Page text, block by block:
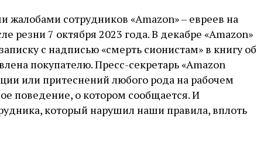
сотрудников «Amazon» – евреев на
резни 7 октября 2023 года. В декабре «Amazon»
с надписью «смерть сионистам» в книгу об
​​покупателю. Пресс-секретарь «Amazon
или притеснений любого рода на рабочем
поведение, о котором сообщается. И
который нарушил наши правила, вплоть